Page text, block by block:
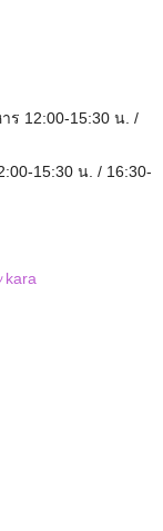
ร 12:00-15:30 น. /
15:30 น. / 16:30-
kara